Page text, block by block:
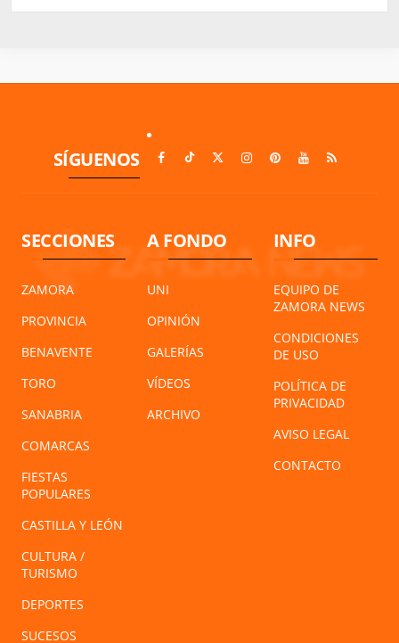
SÍGUENOS
SECCIONES
ZAMORA
PROVINCIA
BENAVENTE
TORO
SANABRIA
COMARCAS
FIESTAS
POPULARES
CASTILLA Y LEÓN
CULTURA /
TURISMO
DEPORTES
SUCESOS
A FONDO
UNI
OPINIÓN
GALERÍAS
VÍDEOS
ARCHIVO
INFO
EQUIPO DE
ZAMORA NEWS
CONDICIONES
DE USO
POLÍTICA DE
PRIVACIDAD
AVISO LEGAL
CONTACTO